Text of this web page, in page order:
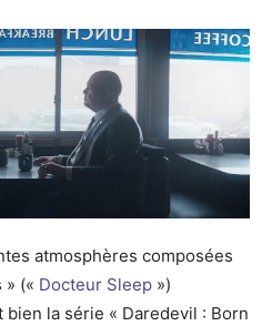
atmosphères composées
(« Docteur Sleep »)
la série « Daredevil : Born